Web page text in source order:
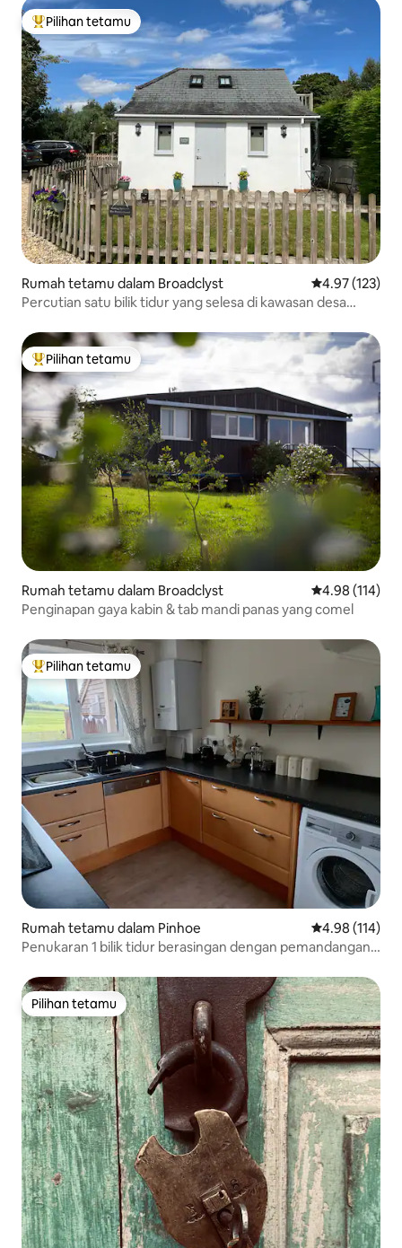
Pilihan utama tetamu
Pilihan tetamu
Rumah tetamu dalam Broadclyst Penarafan
4.97 (123)
Percutian satu bilik tidur yang selesa di kawasan desa
Pilihan utama tetamu
Pilihan tetamu
Rumah tetamu dalam Broadclyst Penarafan
4.98 (114)
Penginapan gaya kabin & tab mandi panas yang comel
Pilihan utama tetamu
Pilihan tetamu
Rumah tetamu dalam Pinhoe Penarafan
4.98 (114)
Penukaran 1 bilik tidur berasingan dengan pemandangan
Pilihan tetamu
Pilihan tetamu